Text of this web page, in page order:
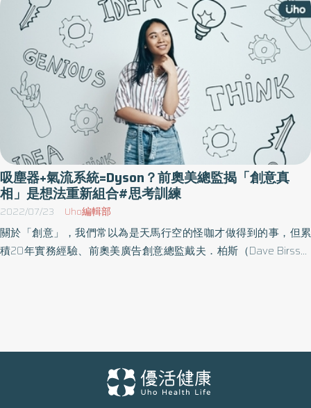
吸塵器+氣流系統=Dyson？前奧美總監揭「創意真
相」是想法重新組合#思考訓練
2022/07/23 Uho編輯部
關於「創意」，我們常以為是天馬行空的怪咖才做得到的事，但累
積20年實務經驗、前奧美廣告創意總監戴夫．柏斯（Dave Birss）